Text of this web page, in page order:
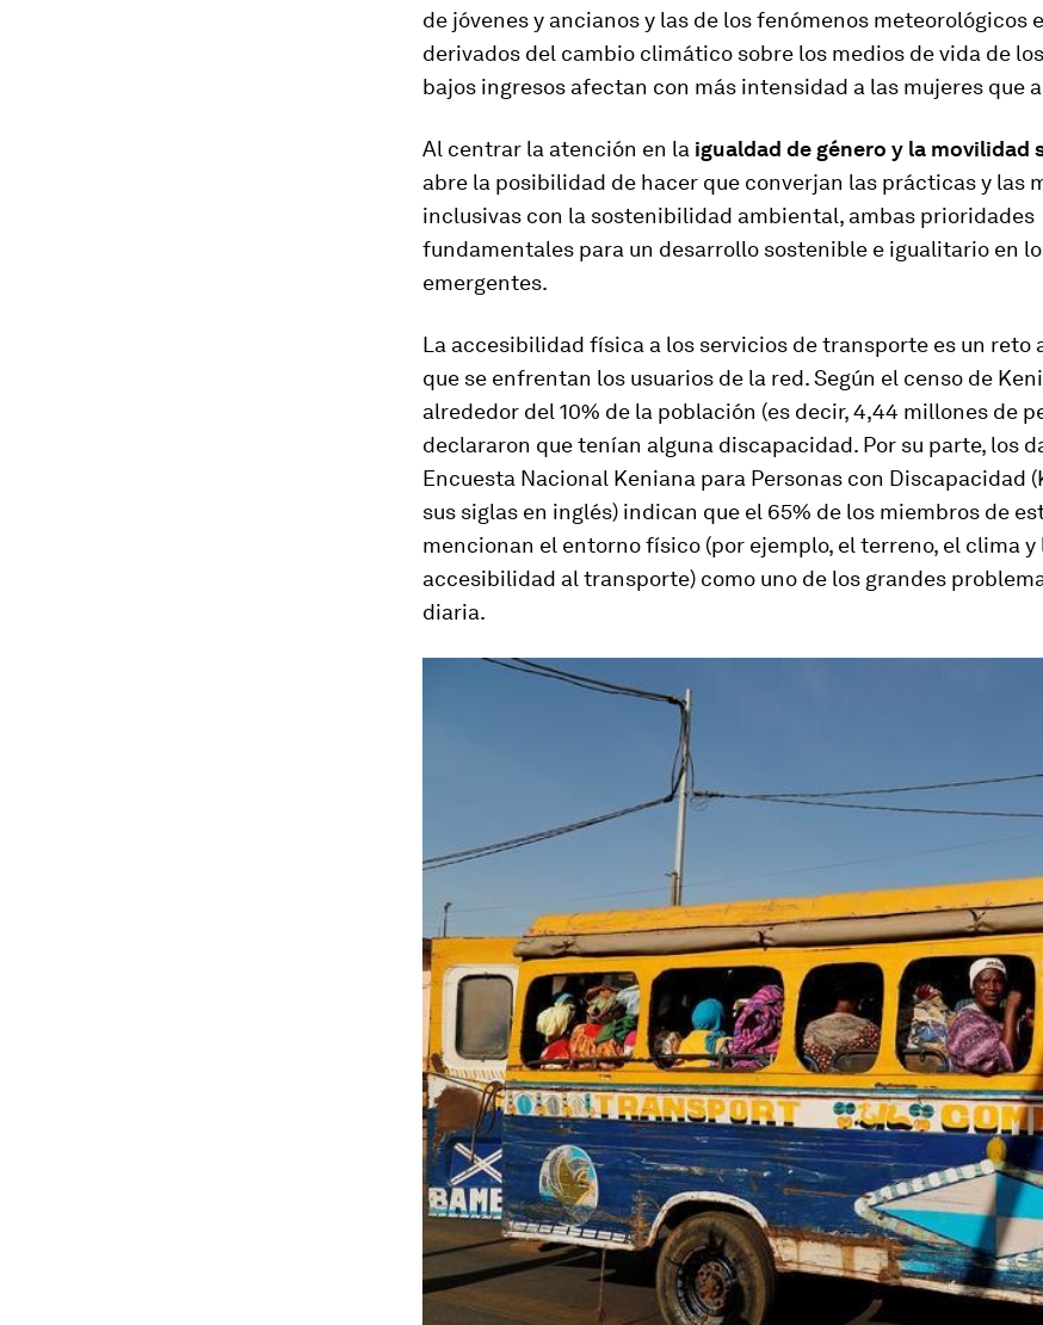
de jóvenes y ancianos y las de los fenómenos meteorológicos
derivados del cambio climático sobre los medios de vida de
bajos ingresos afectan con más intensidad a las mujeres que
Al centrar la atención en la igualdad de género y la movilidad
abre la posibilidad de hacer que converjan las prácticas y las
inclusivas con la sostenibilidad ambiental, ambas prioridades
fundamentales para un desarrollo sostenible e igualitario en
emergentes.
La accesibilidad física a los servicios de transporte es un reto
que se enfrentan los usuarios de la red. Según el censo de
alrededor del 10% de la población (es decir, 4,44 millones de
declararon que tenían alguna discapacidad. Por su parte, los
Encuesta Nacional Keniana para Personas con Discapacidad
sus siglas en inglés) indican que el 65% de los miembros de
mencionan el entorno físico (por ejemplo, el terreno, el clima y
accesibilidad al transporte) como uno de los grandes
diaria.